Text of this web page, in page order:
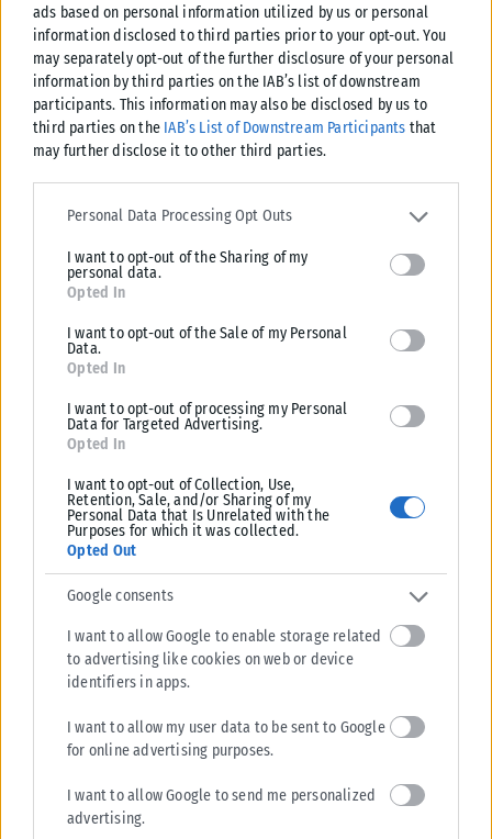
ads based on personal information utilized by us or personal
information disclosed to third parties prior to your opt-out. You
may separately opt-out of the further disclosure of your personal
information by third parties on the IAB’s list of downstream
participants. This information may also be disclosed by us to
third parties on the IAB’s List of Downstream Participants that
may further disclose it to other third parties.
Please note that this website/app uses one or more Google
services and may gather and store information including but not
deny consent to Google and its third-party tags to use your data
for below specified purposes in below Google consent section.
Personal Data Processing Opt Outs
I want to opt-out of the Sharing of my
personal data.
Opted In
I want to opt-out of the Sale of my Personal
Data.
Opted In
I want to opt-out of processing my Personal
Data for Targeted Advertising.
Opted In
I want to opt-out of Collection, Use,
Retention, Sale, and/or Sharing of my
Personal Data that Is Unrelated with the
Purposes for which it was collected.
Opted Out
Google consents
I want to allow Google to enable storage related
to advertising like cookies on web or device
identifiers in apps.
I want to allow my user data to be sent to Google
for online advertising purposes.
I want to allow Google to send me personalized
advertising.
ΕΛΛΆΔΑ
Από σήμερα μόνο με νέου τύπου ταυτότητα ή διαβατήριο τα
ταξίδια στο εξωτερικό
ταυτότητες παύουν να ισχύουν ως ταξιδιωτικά έγγραφα για το
εξωτερικό, με...
ΕΛΛΆΔΑ
αρωγή προς τους πυρόπληκτους
Σε εξέλιξη βρίσκονται οι διαδικασίες κρατικής αρωγής για τις περιοχές
που επλήγησαν από τις πρόσφατες πυρκαγιές, με τις αρμόδιες αρχές...
ΑΝΑΡΤΉΘΗΚΕ ΑΠΌ KARFITSANEWS